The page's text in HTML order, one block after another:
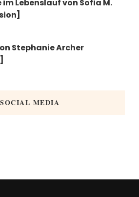
im Lebenslauf von Sofia M.
Stephanie Archer
SOCIAL MEDIA